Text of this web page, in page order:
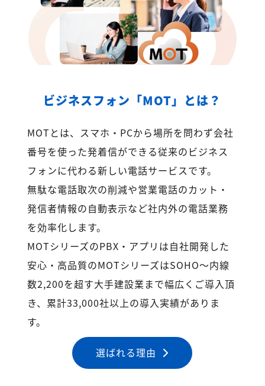
ビジネスフォン「MOT」とは？
MOTとは、スマホ・PCから場所を問わず会社
番号を使った発着信ができる従来のビジネス
フォンに代わる新しい電話サービスです。
無駄な電話取次の削減や営業電話のカット・
発信者情報の自動表示など社内外の電話業務
を効率化します。
MOTシリーズのPBX・アプリは自社開発した
安心・高品質のMOTシリーズはSOHO～内線
数2,200を超す大手建設業まで幅広くご導入頂
き、累計33,000社以上の導入実績がありま
す。
選ばれる理由